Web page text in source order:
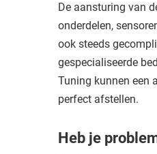
De aansturing van
onderdelen,
ook steeds
gespecialiseerde
Tuning kunnen een
perfect afstellen.
Heb je